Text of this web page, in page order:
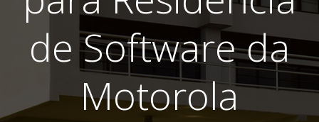
de Software da
Motorola